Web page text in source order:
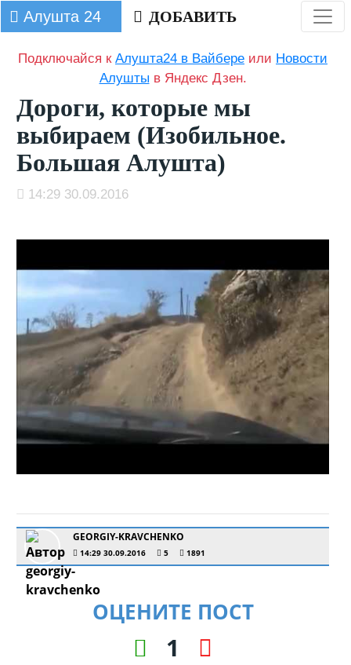
Алушта 24 ДОБАВИТЬ
Подключайся кАлушта24 в Вайбере или Новости
Алушты в Яндекс Дзен.
Дороги, которые мы
выбираем (Изобильное.
Большая Алушта)
14:29 30.09.2016
GEORGIY-KRAVCHENKO
14:29 30.09.2016 5 1891
ОЦЕНИТЕ ПОСТ
1